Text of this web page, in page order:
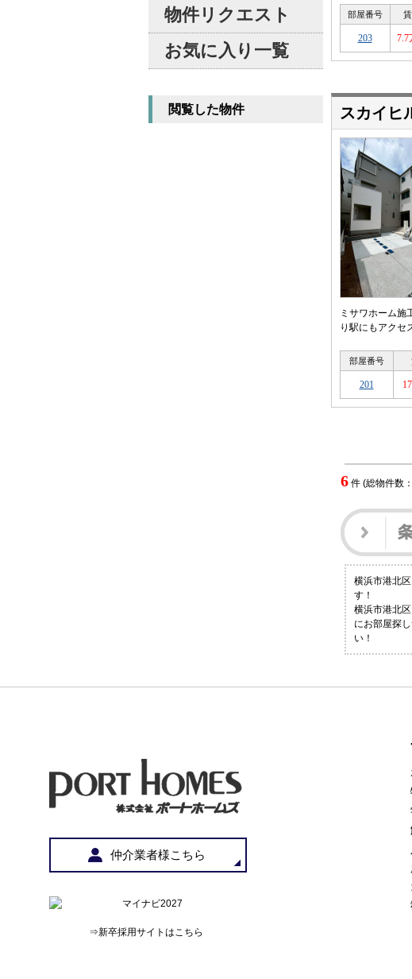
部屋番号
203 7.7
スカイヒ
ミサワホーム施
り駅にもアクセ
部屋番号
201
6 件 (総物件数：
横浜市港北
す！
横浜市港北
にお部屋探
い！
物件リクエスト
お気に入り一覧
閲覧した物件
仲介業者様こちら
⇒新卒採用サイトはこちら